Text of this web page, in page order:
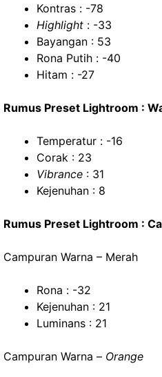
Kontras : -78
Highlight : -33
Bayangan : 53
Rona Putih : -40
Hitam : -27
Rumus Preset Lightroom :
Temperatur : -16
Corak : 23
Vibrance : 31
Kejenuhan : 8
Rumus Preset Lightroom :
Campuran Warna – Merah
Rona : -32
Kejenuhan : 21
Luminans : 21
Campuran Warna – Orange